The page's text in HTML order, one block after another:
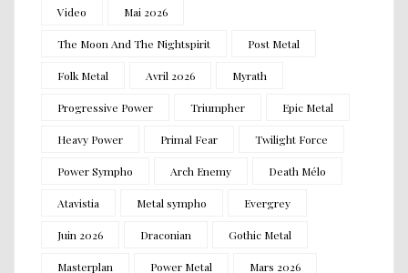
Video Mai 2026
The Moon And The Nightspirit Post Metal
Folk Metal Avril 2026 Myrath
Progressive Power Triumpher Epic Metal
Heavy Power Primal Fear Twilight Force
Power Sympho Arch Enemy Death Mélo
Atavistia Metal sympho Evergrey
Juin 2026 Draconian Gothic Metal
Masterplan Power Metal Mars 2026